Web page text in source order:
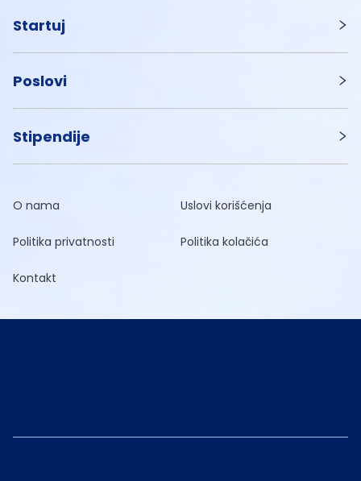
Startuj
Poslovi
Stipendije
O nama Uslovi korišćenja
Politika privatnosti Politika kolačića
Kontakt